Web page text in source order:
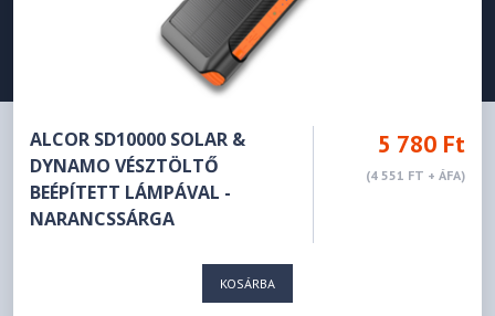
ALCOR SD10000 SOLAR &
DYNAMO VÉSZTÖLTŐ
BEÉPÍTETT LÁMPÁVAL -
NARANCSSÁRGA
5 780 Ft
(4 551 FT + ÁFA)
KOSÁRBA